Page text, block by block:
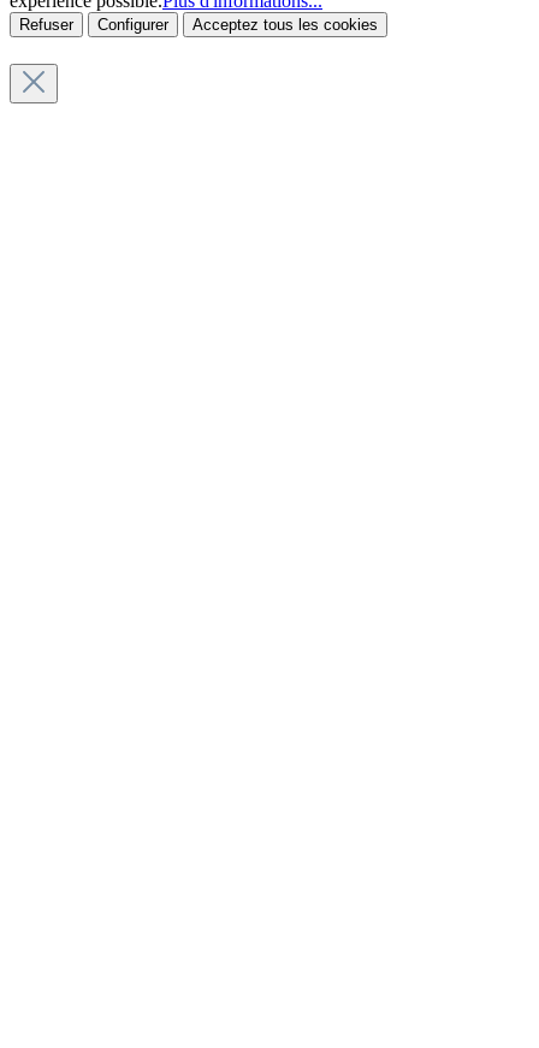
Refuser Configurer Acceptez tous les cookies